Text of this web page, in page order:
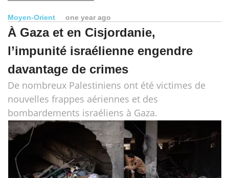
Moyen-Orient one year ago
À Gaza et en Cisjordanie,
l’impunité israélienne engendre
davantage de crimes
De nombreux Palestiniens ont été victimes de
nouvelles frappes aériennes et des
bombardements israéliens à Gaza.